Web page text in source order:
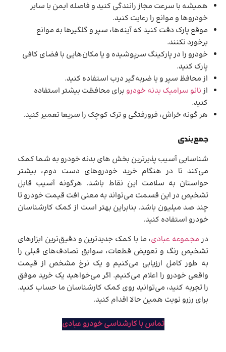
همیشه با سرعت مجاز رانندگی کنید و فاصله ایمن با سایر
خودروها و موانع را رعایت کنید.
موقع پارک دقت کنید که آینه‌ها، سپر و گلگیرها به موانع
برخورد نکنند.
خودرو را در پارکینگ سرپوشیده و یا مکان‌هایی با فضای کافی
پارک کنید.
از محافظ سپر و یا ضربه‌گیر درب استفاده کنید.
ازنانو سرامیک بدنه خودروبرای محافظت بیشتر استفاده
کنید.
هر گونه خراش، فرورفتگی و ترک کوچک را سریعا تعمیر کنید.
جمع‌بندی
شناسایی آسیب پذیرترین بخش های بدنه خودرو به شما کمک
می‌کند تا در هنگام خرید خودروهای دست دوم، بیشتر
حواستان به سلامت این نقاط باشد. هرگونه آسیب قابل
تشخیص در این قسمت می‌تواند به معنی افت قیمت خودرو تا
چند صد میلیون باشد. بنابراین بهتر است از کمک کارشناسان
خودرو استفاده کنید.
درمجموعه عبادی، ما با کمک جدیدترین و دقیق‌ترین ابزارهای
تشخیص رنگ و تعویض قطعات، سوابق تصادف‌های قبلی را
به طور کامل ارزیابی می‌کنیم و یک نرخ مشخص از قیمت
واقعی خودرو را اعلام می‌کنیم. اگر می‌خواهید یک خرید موفق
را تجربه کنید، می‌توانید روی کمک کارشناسان ما حساب کنید.
برای رزرو نوبت همین حالا اقدام کنید.
تماس با کارشناسی خودرو عبادی